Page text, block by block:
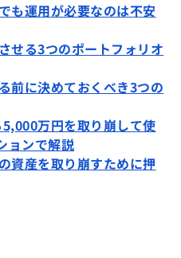
も運用が必要なのは不安
せる3つのポートフォリオ
前に決めておくべき3つの
5,000万円を取り崩して使
ョンで解説
資産を取り崩すために押